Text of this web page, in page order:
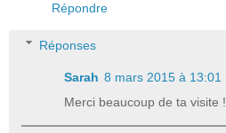
Répondre
Réponses
Sarah 8 mars 2015 à 13:01
Merci beaucoup de ta visite !